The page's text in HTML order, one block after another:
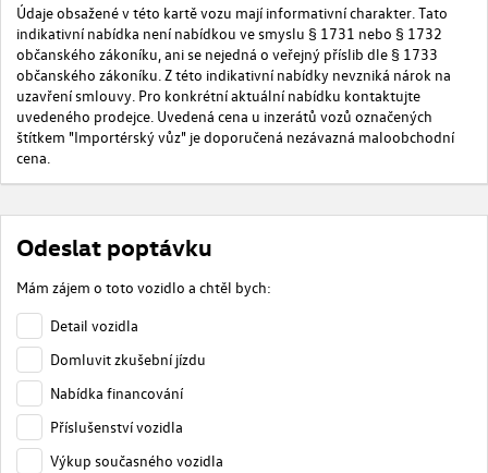
Údaje obsažené v této kartě vozu mají informativní charakter. Tato
indikativní nabídka není nabídkou ve smyslu § 1731 nebo § 1732
občanského zákoníku, ani se nejedná o veřejný příslib dle § 1733
občanského zákoníku. Z této indikativní nabídky nevzniká nárok na
uzavření smlouvy. Pro konkrétní aktuální nabídku kontaktujte
uvedeného prodejce. Uvedená cena u inzerátů vozů označených
štítkem "Importérský vůz" je doporučená nezávazná maloobchodní
cena.
Odeslat poptávku
Mám zájem o toto vozidlo a chtěl bych:
Detail vozidla
Domluvit zkušební jízdu
Nabídka financování
Příslušenství vozidla
Výkup současného vozidla